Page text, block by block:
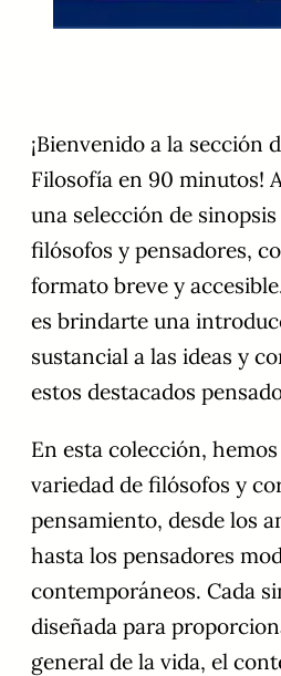
¡Bienvenido a la sección
Filosofía en 90 minutos!
una selección de
filósofos y pensadores,
formato breve y
es brindarte una
sustancial a las ideas y
estos destacados
En esta colección,
variedad de filósofos y
pensamiento, desde los
hasta los pensadores
contemporáneos. Cada
diseñada para
general de la vida, el